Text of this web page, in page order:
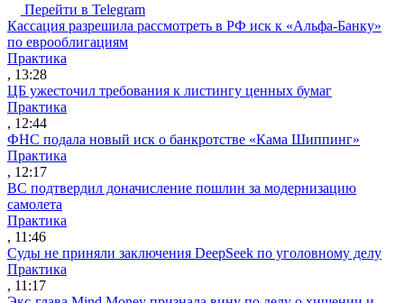
Перейти в Telegram
Кассация разрешила рассмотреть в РФ иск к «Альфа-Банку»
по еврооблигациям
Практика
, 13:28
ЦБ ужесточил требования к листингу ценных бумаг
Практика
, 12:44
ФНС подала новый иск о банкротстве «Кама Шиппинг»
Практика
, 12:17
ВС подтвердил доначисление пошлин за модернизацию
самолета
Практика
, 11:46
Суды не приняли заключения DeepSeek по уголовному делу
Практика
, 11:17